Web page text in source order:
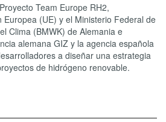
Team Europe RH2,
Europea (UE) y el Ministerio Federal de
Clima (BMWK) de Alemania e
alemana GIZ y la agencia española
a diseñar una estrategia
de hidrógeno renovable.